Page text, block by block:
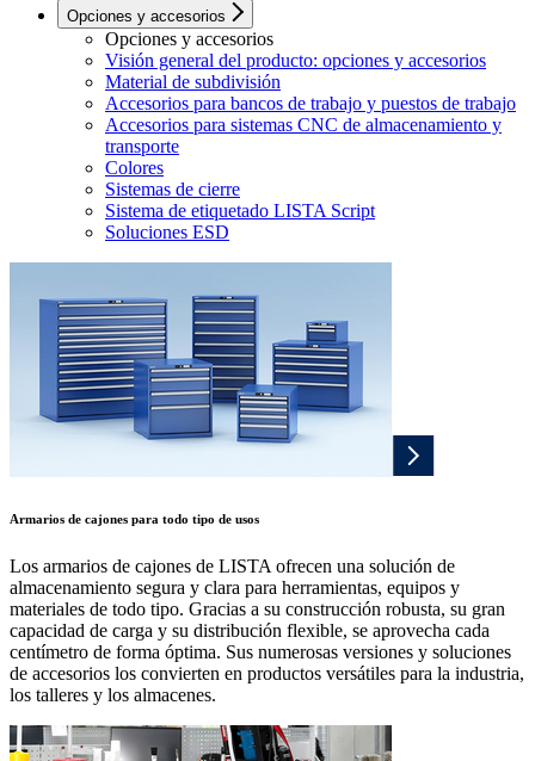
Opciones y accesorios
Opciones y accesorios
Visión general del producto: opciones y accesorios
Material de subdivisión
Accesorios para bancos de trabajo y puestos de trabajo
Accesorios para sistemas CNC de almacenamiento y
transporte
Colores
Sistemas de cierre
Sistema de etiquetado LISTA Script
Soluciones ESD
Armarios de cajones para todo tipo de usos
Los armarios de cajones de LISTA ofrecen una solución de
almacenamiento segura y clara para herramientas, equipos y
materiales de todo tipo. Gracias a su construcción robusta, su gran
capacidad de carga y su distribución flexible, se aprovecha cada
centímetro de forma óptima. Sus numerosas versiones y soluciones
de accesorios los convierten en productos versátiles para la industria,
los talleres y los almacenes.